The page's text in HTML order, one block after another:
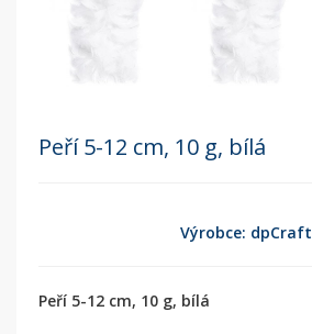
Peří 5-12 cm, 10 g, bílá
Výrobce: dpCraft
Peří 5-12 cm, 10 g, bílá